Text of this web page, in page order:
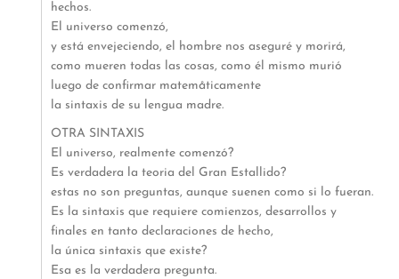
hechos.
El universo comenzó,
y está envejeciendo, el hombre nos aseguré y morirá,
como mueren todas las cosas, como él mismo murió
luego de confirmar matemåticamente
la sintaxis de su lengua madre.
OTRA SINTAXIS
El universo, realmente comenzó?
Es verdadera la teoria del Gran Estallido?
estas no son preguntas, aunque suenen como si lo fueran.
Es la sintaxis que requiere comienzos, desarrollos y
finales en tanto declaraciones de hecho,
la única sintaxis que existe?
Esa es la verdadera pregunta.